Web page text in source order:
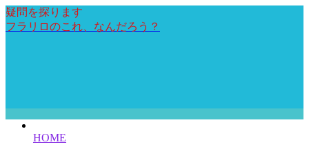
疑問を探ります
フラリロのこれ、なんだろう？
HOME